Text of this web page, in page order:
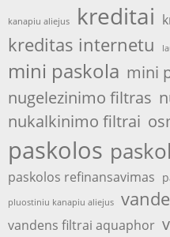
kanapiu aliejus kreditai
kreditas internetu
mini paskola mini
nugelezinimo filtras
nukalkinimo filtrai
paskolos
paskolos refinansavimas
pluostiniu kanapiu aliejus
vandens filtrai aquaphor